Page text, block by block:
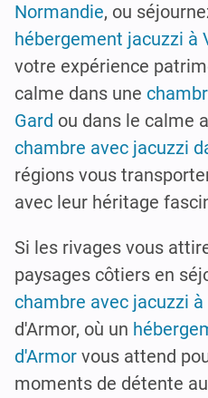
Normandie, ou
hébergement jacuzzi à
votre expérience
calme dans une
Gard ou dans le calme
chambre avec jacuzzi
régions vous
avec leur héritage
Si les rivages vous
paysages côtiers en
chambre avec jacuzzi à
d'Armor, où un
d'Armor vous attend
moments de détente